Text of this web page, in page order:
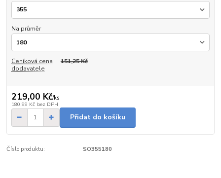
Na průměr
Ceníková cena
dodavatele
151,25 Kč
219,00 Kč/ks
180,99 Kč bez DPH
Přidat do košíku
Číslo produktu: SO355180